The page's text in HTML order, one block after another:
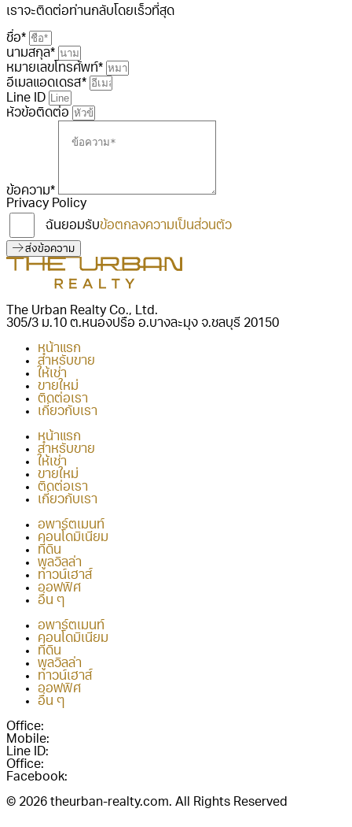
เราจะติดต่อท่านกลับโดยเร็วที่สุด
ชื่อ*
นามสกุล*
หมายเลขโทรศัพท์*
อีเมลแอดเดรส*
Line ID
หัวข้อติดต่อ
ข้อความ*
Privacy Policy
ฉันยอมรับข้อตกลงความเป็นส่วนตัว
ส่งข้อความ
The Urban Realty Co., Ltd.
305/3 ม.10 ต.หนองปรือ อ.บางละมุง จ.ชลบุรี 20150
หน้าแรก
สำหรับขาย
ให้เช่า
ขายใหม่
ติดต่อเรา
เกี่ยวกับเรา
หน้าแรก
สำหรับขาย
ให้เช่า
ขายใหม่
ติดต่อเรา
เกี่ยวกับเรา
อพาร์ตเมนท์
คอนโดมิเนียม
ที่ดิน
พูลวิลล่า
ทาวน์เฮาส์
ออฟฟิศ
อื่น ๆ
อพาร์ตเมนท์
คอนโดมิเนียม
ที่ดิน
พูลวิลล่า
ทาวน์เฮาส์
ออฟฟิศ
อื่น ๆ
Office:
Mobile:
Line ID:
Office:
Facebook:
© 2026 theurban-realty.com. All Rights Reserved